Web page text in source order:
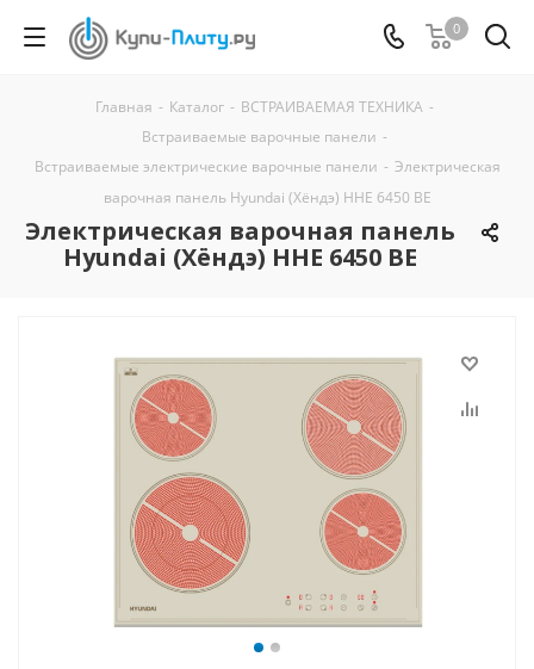
0
Главная - Каталог - ВСТРАИВАЕМАЯ ТЕХНИКА -
Встраиваемые варочные панели -
Встраиваемые электрические варочные панели - Электрическая
варочная панель Hyundai (Хёндэ) HHE 6450 BE
Электрическая варочная панель
Hyundai (Хёндэ) HHE 6450 BE